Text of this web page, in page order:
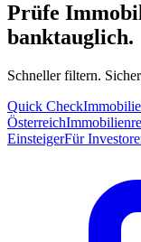
Prüfe
banktauglich.
Schneller filtern.
Quick Check
Österreich
EinsteigerFür